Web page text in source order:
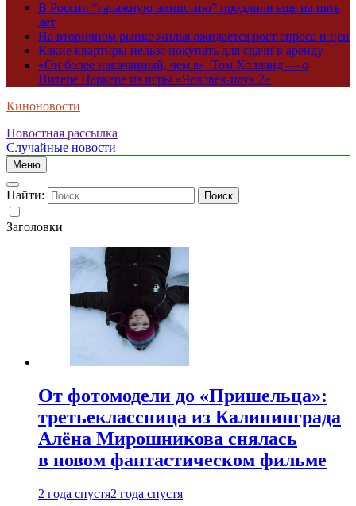
В России “гаражную амнистию” продлили еще на пять
лет
На вторичном рынке жилья ожидается рост спроса и цен
Какие квартиры нельзя покупать для сдачи в аренду
«Он более накачанный, чем я»: Том Холланд — о
Питере Паркере из игры «Человек-паук 2»
Киноновости
Новостная рассылка
Случайные новости
Меню
Найти:
Заголовки
От фотомодели до «Пришельца»:
третьеклассница из Калининграда
Алёна Мирошникова снялась
в новом фантастическом фильме
2 года спустя2 года спустя